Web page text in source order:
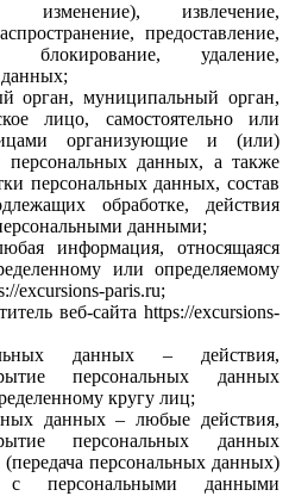
изменение), извлечение,
предоставление,
блокирование, удаление,
орган, муниципальный орган,
лицо, самостоятельно или
организующие и (или)
персональных данных, а также
персональных данных, состав
обработке, действия
данными;
информация, относящаяся
или определяемому
excursions-paris.ru;
веб-сайта https://excursions-
данных – действия,
персональных данных
кругу лиц;
данных – любые действия,
персональных данных
персональных данных)
персональными данными